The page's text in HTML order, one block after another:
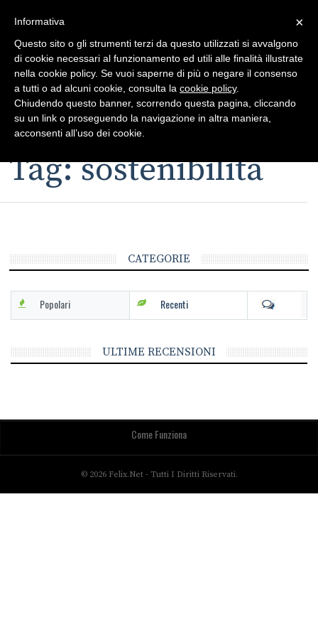
Toggle
Toggle
navigation
Tag: sostenibilità
CATEGORIE
Popolari Recenti
ULTIME RECENSIONI
Come Funziona
© 2026 Felix.net - Tutti I Diritti Riservati.
×
Informativa
Questo sito o gli strumenti terzi da questo utilizzati si avvalgono
di cookie necessari al funzionamento ed utili alle finalità illustrate
nella cookie policy. Se vuoi saperne di più o negare il consenso
a tutti o ad alcuni cookie, consulta la cookie policy.
Chiudendo questo banner, scorrendo questa pagina, cliccando
su un link o proseguendo la navigazione in altra maniera,
acconsenti all’uso dei cookie.